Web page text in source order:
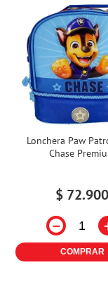
Lonchera Paw
Chase
$ 72.900
－
COMPRAR